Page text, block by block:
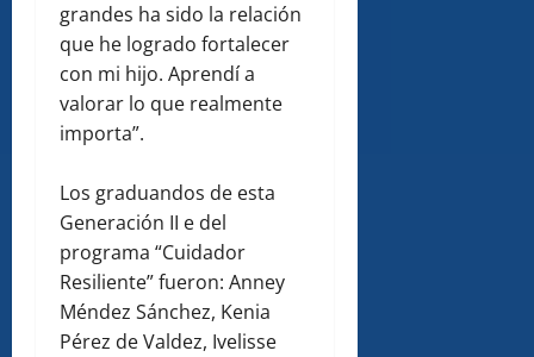
grandes ha sido la relación
que he logrado fortalecer
con mi hijo. Aprendí a
valorar lo que realmente
importa”.
Los graduandos de esta
Generación II e del
programa “Cuidador
Resiliente” fueron: Anney
Méndez Sánchez, Kenia
Pérez de Valdez, Ivelisse